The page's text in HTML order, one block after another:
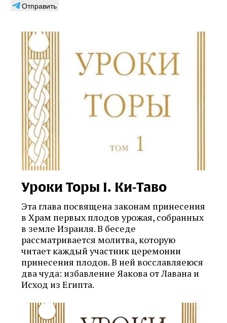
Отправить
Уроки Торы I. Ки‑Таво
Эта глава посвящена законам принесения
в Храм первых плодов урожая, собранных
в земле Израиля. В беседе
рассматриваетcя молитва, которую
читает каждый участник церемонии
принесения плодов. В ней восславляеюся
два чуда: избавление Яакова от Лавана и
Исход из Египта.